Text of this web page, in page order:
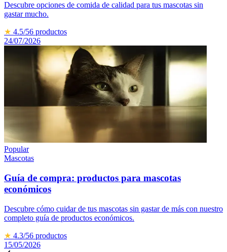
Descubre opciones de comida de calidad para tus mascotas sin
gastar mucho.
★ 4.5/56 productos
24/07/2026
Popular
Mascotas
Guía de compra: productos para mascotas
económicos
Descubre cómo cuidar de tus mascotas sin gastar de más con nuestro
completo guía de productos económicos.
★ 4.3/56 productos
15/05/2026